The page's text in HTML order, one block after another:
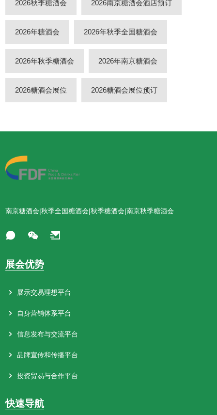
2026秋季糖酒会 2026南京糖酒会酒店预订
2026年糖酒会 2026年秋季全国糖酒会
2026年秋季糖酒会 2026年南京糖酒会
2026糖酒会展位 2026糖酒会展位预订
南京糖酒会|秋季全国糖酒会|秋季糖酒会|南京秋季糖酒会
展会优势
展示交易理想平台
自身营销体系平台
信息发布与交流平台
品牌宣传和传播平台
投资贸易与合作平台
快速导航